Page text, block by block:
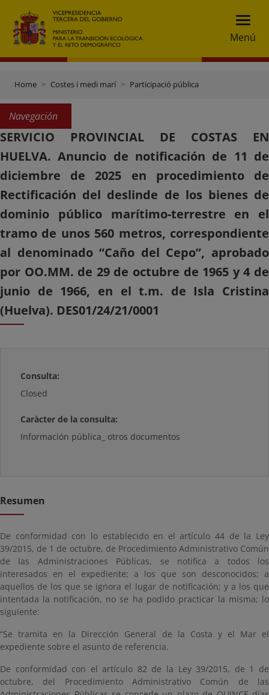
Menú
Home Costes i medi marí Participació pública
Navegación
SERVICIO PROVINCIAL DE COSTAS EN
HUELVA. Anuncio de notificación de 11 de
diciembre de 2025 en procedimiento de
Rectificación del deslinde de los bienes de
dominio público marítimo-terrestre en el
tramo de unos 560 metros, correspondiente
al denominado “Caño del Cepo”, aprobado
por OO.MM. de 29 de octubre de 1965 y 4 de
junio de 1966, en el t.m. de Isla Cristina
(Huelva). DES01/24/21/0001
Consulta:
Closed
Caràcter de la consulta:
Información pública_ otros documentos
Resumen
De conformidad con lo establecido en el artículo 44 de la Ley
39/2015, de 1 de octubre, de Procedimiento Administrativo Común
de las Administraciones Públicas, se notifica a todos los
interesados en el expediente; a los que son desconocidos; a
aquellos de los que se ignora el lugar de notificación; y a los que
intentada la notificación, no se ha podido practicar la misma; lo
siguiente:
“Se tramita en la Dirección General de la Costa y el Mar el
expediente sobre el asunto de referencia.
De conformidad con el artículo 82 de la Ley 39/2015, de 1 de
octubre, del Procedimiento Administrativo Común de las